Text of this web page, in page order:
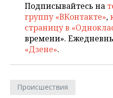
Подписывайтесь на
группу «ВКонтакте»,
страницу в
времени».
«Дзене».
Происшествия